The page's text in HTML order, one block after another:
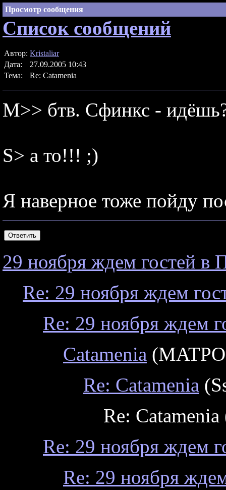
Просмотр сообщения
Список сообщений
Автор: Kristaliar
Дата:
27.09.2005 10:43
Тема:
Re: Catamenia
M>> бтв. Сфинкс -
S> а то!!! ;)
Я наверное тоже пойду
29 ноября ждем гостей в
Re: 29 ноября ждем
Re: 29 ноября ждем
Catamenia
Re: Catamenia
Re:
Re: 29 ноября ждем
Re: 29 ноября